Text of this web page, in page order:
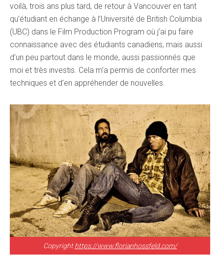
voilà, trois ans plus tard, de retour à Vancouver en tant
qu’étudiant en échange à l’Université de British Columbia
(UBC) dans le Film Production Program où j’ai pu faire
connaissance avec des étudiants canadiens, mais aussi
d’un peu partout dans le monde, aussi passionnés que
moi et très investis. Cela m’a permis de conforter mes
techniques et d’en appréhender de nouvelles.
Copyrighthttps://www.florianhossfeld.com/